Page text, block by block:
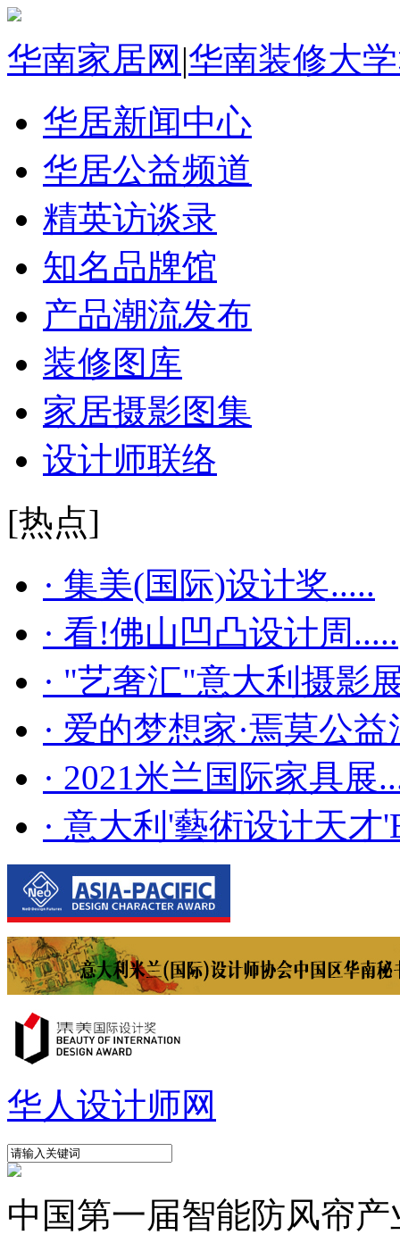
华南家居网 |华南装修大
华居新闻中心
华居公益频道
精英访谈录
知名品牌馆
产品潮流发布
装修图库
家居摄影图集
设计师联络
[热点]
· 集美(国际)设计奖.....
· 看!佛山凹凸设计周.....
· "艺奢汇"​意大利摄影
· 爱的梦想家·焉莫公益
· 2021米兰国际家具展
· 意大利'藝術设计天才
华人设计师网
中国第一届智能防风帘